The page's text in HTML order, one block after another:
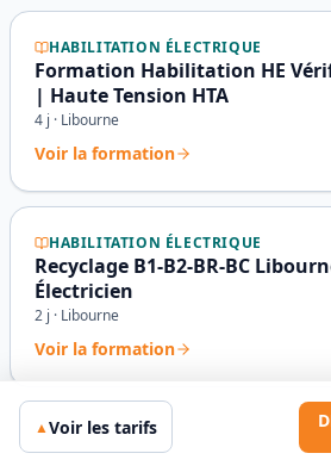
HABILITATION ÉLECTRIQUE
Formation Habilitation HE
| Haute Tension HTA
4 j · Libourne
Voir la formation
HABILITATION ÉLECTRIQUE
Recyclage B1-B2-BR-BC
Électricien
2 j · Libourne
Voir la formation
▲Voir les tarifs